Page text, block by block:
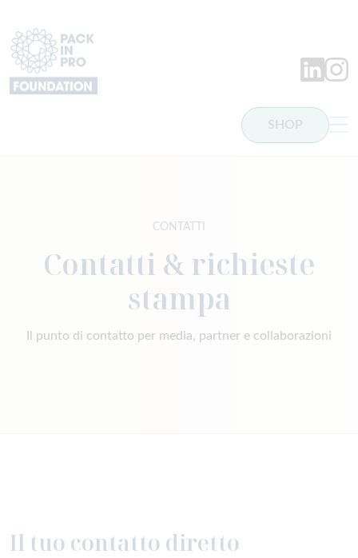
PackInPro
LinkedIn
SHOP
CONTATTI
Contatti & richieste
stampa
Il punto di contatto per media, partner e collaborazioni
Il tuo contatto diretto